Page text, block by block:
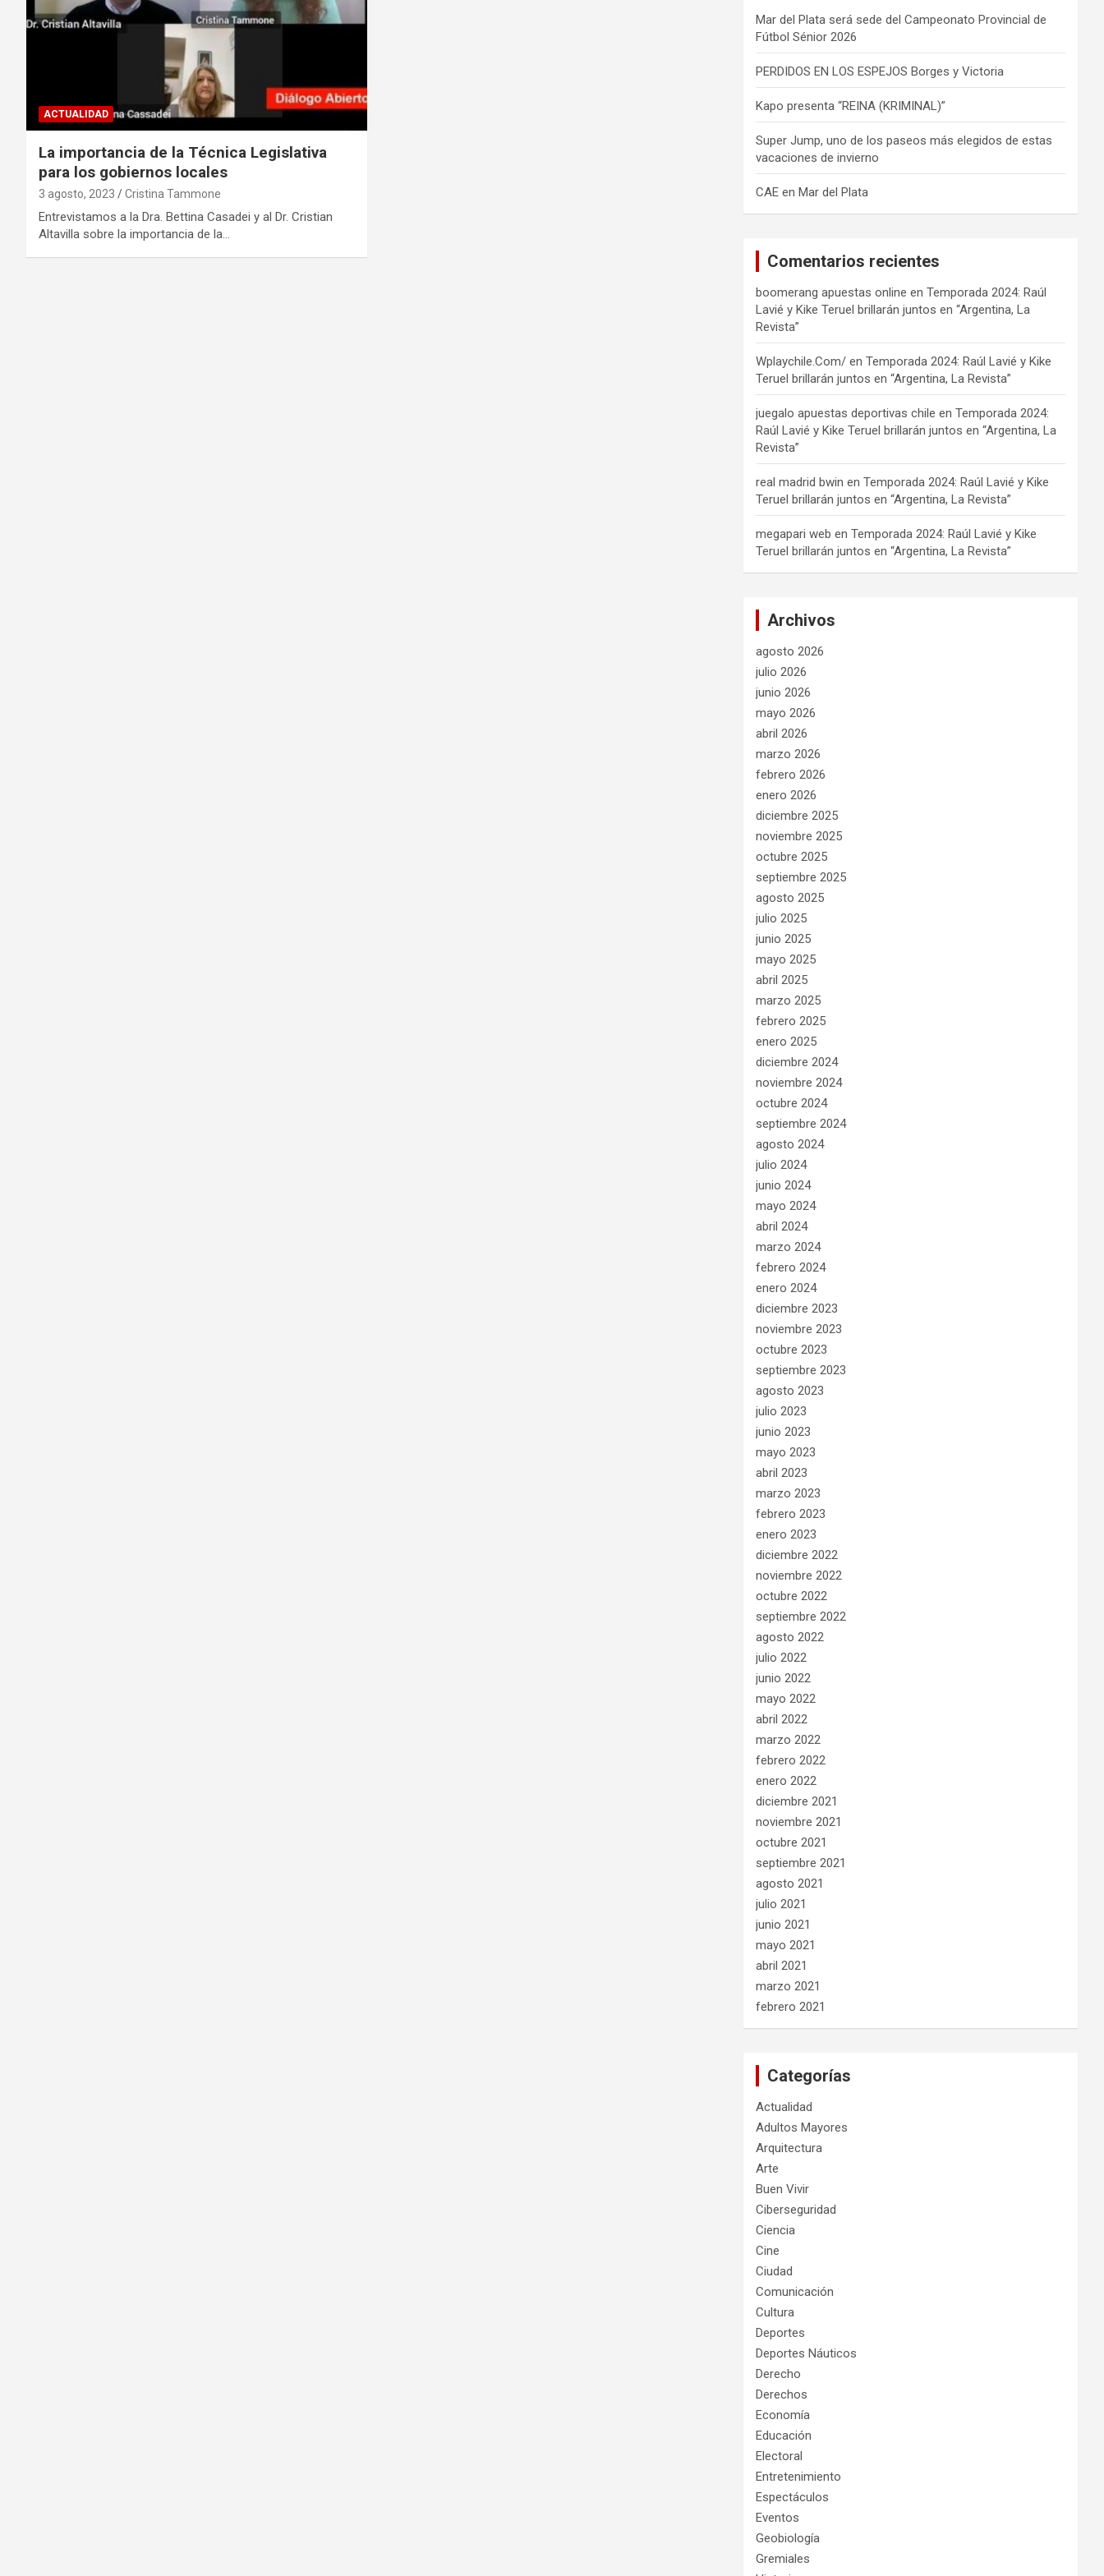
ACTUALIDAD
La importancia de la Técnica Legislativa
para los gobiernos locales
3 agosto, 2023 Cristina Tammone
Entrevistamos a la Dra. Bettina Casadei y al Dr. Cristian
Altavilla sobre la importancia de la…
Mar del Plata será sede del Campeonato Provincial de
Fútbol Sénior 2026
PERDIDOS EN LOS ESPEJOS Borges y Victoria
Kapo presenta “REINA (KRIMINAL)”
Super Jump, uno de los paseos más elegidos de estas
vacaciones de invierno
CAE en Mar del Plata
Comentarios recientes
boomerang apuestas online enTemporada 2024: Raúl
Lavié y Kike Teruel brillarán juntos en “Argentina, La
Revista”
Wplaychile.Com/ enTemporada 2024: Raúl Lavié y Kike
Teruel brillarán juntos en “Argentina, La Revista”
juegalo apuestas deportivas chile enTemporada 2024:
Raúl Lavié y Kike Teruel brillarán juntos en “Argentina, La
Revista”
real madrid bwin enTemporada 2024: Raúl Lavié y Kike
Teruel brillarán juntos en “Argentina, La Revista”
megapari web enTemporada 2024: Raúl Lavié y Kike
Teruel brillarán juntos en “Argentina, La Revista”
Archivos
agosto 2026
julio 2026
junio 2026
mayo 2026
abril 2026
marzo 2026
febrero 2026
enero 2026
diciembre 2025
noviembre 2025
octubre 2025
septiembre 2025
agosto 2025
julio 2025
junio 2025
mayo 2025
abril 2025
marzo 2025
febrero 2025
enero 2025
diciembre 2024
noviembre 2024
octubre 2024
septiembre 2024
agosto 2024
julio 2024
junio 2024
mayo 2024
abril 2024
marzo 2024
febrero 2024
enero 2024
diciembre 2023
noviembre 2023
octubre 2023
septiembre 2023
agosto 2023
julio 2023
junio 2023
mayo 2023
abril 2023
marzo 2023
febrero 2023
enero 2023
diciembre 2022
noviembre 2022
octubre 2022
septiembre 2022
agosto 2022
julio 2022
junio 2022
mayo 2022
abril 2022
marzo 2022
febrero 2022
enero 2022
diciembre 2021
noviembre 2021
octubre 2021
septiembre 2021
agosto 2021
julio 2021
junio 2021
mayo 2021
abril 2021
marzo 2021
febrero 2021
Categorías
Actualidad
Adultos Mayores
Arquitectura
Arte
Buen Vivir
Ciberseguridad
Ciencia
Cine
Ciudad
Comunicación
Cultura
Deportes
Deportes Náuticos
Derecho
Derechos
Economía
Educación
Electoral
Entretenimiento
Espectáculos
Eventos
Geobiología
Gremiales